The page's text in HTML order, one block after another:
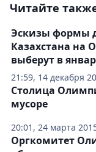
Читайте
21:59, 14 декабря
Эскизы формы
Казахстана на
выберут в
20:01, 24 марта
Столица
мусоре
Оргкомитет